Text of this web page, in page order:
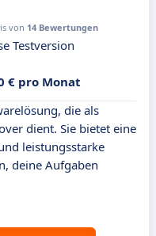
von 14 Bewertungen
Testversion
€ pro Monat
die als
dient. Sie bietet eine
leistungsstarke
deine Aufgaben